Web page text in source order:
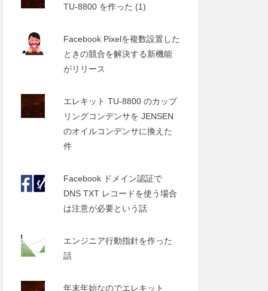
TU-8800 を作った (1)
Facebook Pixelを複数設置した
ときの競合を解決する新機能
がリリース
エレキット TU-8800 のカップ
リングコンデンサを JENSEN
のオイルコンデンサに換えた
件
Facebook ドメイン認証で
DNS TXT レコードを使う場合
は注意が必要という話
エンジニア行動指針を作った
話
年末年始なのでエレキット